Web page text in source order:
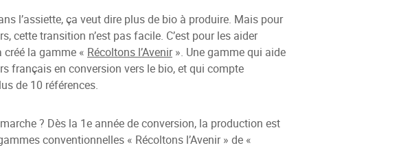
l’assiette, ça veut dire plus de bio à produire. Mais pour
cette transition n’est pas facile. C’est pour les aider
créé la gamme « Récoltons l’Avenir». Une gamme qui aide
français en conversion vers le bio, et qui compte
de 10 références.
? Dès la 1e année de conversion, la production est
conventionnelles « Récoltons l’Avenir » de «